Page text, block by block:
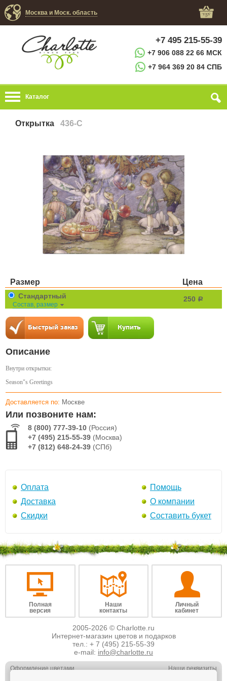
Москва и Моск. область
+7 495 215-55-39
+7 906 088 22 66 МСК
+7 964 369 20 84 СПБ
Каталог
Открытка 436-C
Размер Цена
Стандартный
Состав, размер
250 a
Описание
Внутри открытки:
Season"s Greetings
Доставляется по: Москве
Или позвоните нам:
8 (800) 777-39-10 (Россия)
+7 (495) 215-55-39 (Москва)
+7 (812) 648-24-39 (СПб)
Оплата
Доставка
Скидки
Помощь
О компании
Составить букет
Полная
версия
Наши
контакты
Личный
кабинет
2005-2026 © Charlotte.ru
Интернет-магазин цветов и подарков
тел.: + 7 (495) 215-55-39
e-mail: info@charlotte.ru
Оформление цветами
Наши реквизиты